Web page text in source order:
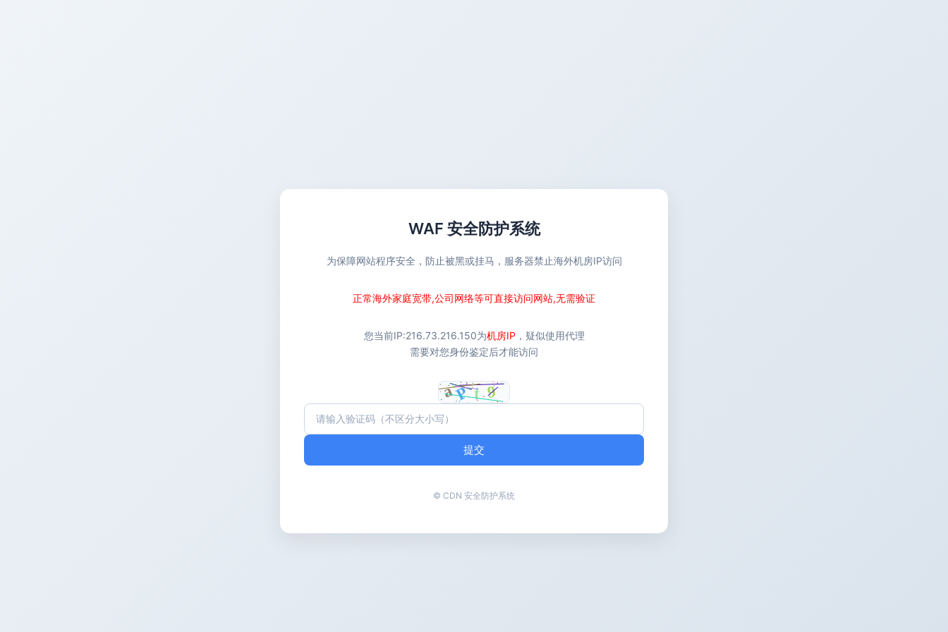
WAF 安全防护系统
为保障网站程序安全，防止被黑或挂马，服务器禁止海外机房IP访问
正常海外家庭宽带,公司网络等可直接访问网站,无需验证
您当前IP:216.73.216.150为机房IP ，疑似使用代理
需要对您身份鉴定后才能访问
提交
© CDN 安全防护系统